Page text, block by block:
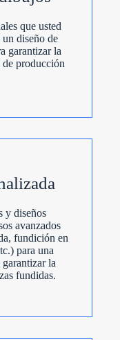
que usted
diseño de
garantizar la
producción
y diseños
avanzados
fundición en
para una
la
fundidas.